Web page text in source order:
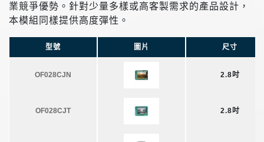
業競爭優勢。針對少量多樣或高客製需求的產品設計，
本模組同樣提供高度彈性。
型號 圖片 尺寸
OF028CJN 2.8吋
OF028CJT 2.8吋